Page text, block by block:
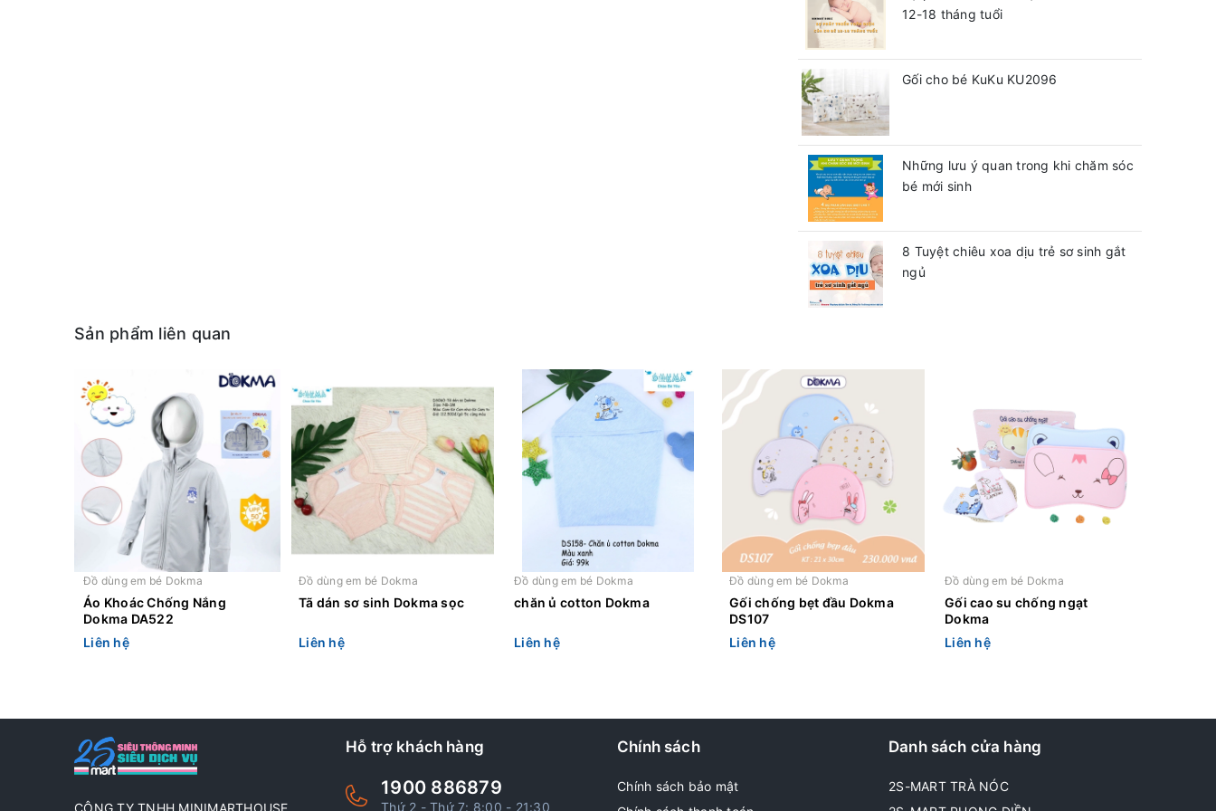
12-18 tháng tuổi
Gối cho bé KuKu KU2096
Những lưu ý quan trong khi chăm sóc
bé mới sinh
8 Tuyệt chiêu xoa dịu trẻ sơ sinh gắt
ngủ
Sản phẩm liên quan
Đồ dùng em bé Dokma
Áo Khoác Chống Nắng
Dokma DA522
Liên hệ
Đồ dùng em bé Dokma
Tã dán sơ sinh Dokma sọc
Liên hệ
Đồ dùng em bé Dokma
chăn ủ cotton Dokma
Liên hệ
Đồ dùng em bé Dokma
Gối chống bẹt đầu Dokma
DS107
Liên hệ
Đồ dùng em bé Dokma
Gối cao su chống ngạt
Dokma
Liên hệ
CÔNG TY TNHH MINIMARTHOUSE
Hỗ trợ khách hàng
1900 886879
Thứ 2 - Thứ 7: 8:00 - 21:30
Chính sách
Chính sách bảo mật
Danh sách cửa hàng
2S-MART TRÀ NÓC